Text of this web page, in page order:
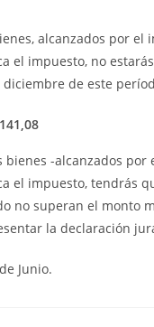
alcanzados por
el impuesto, no
de este
-alcanzados
el impuesto, tendrás
no superan el
la declaración
Junio.